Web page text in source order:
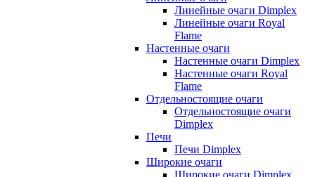
Линейные очаги Dimplex
Линейные очаги Royal
Flame
Настенные очаги
Настенные очаги Dimplex
Настенные очаги Royal
Flame
Отдельностоящие очаги
Отдельностоящие очаги
Dimplex
Печи
Печи Dimplex
Широкие очаги
Широкие очаги Dimplex